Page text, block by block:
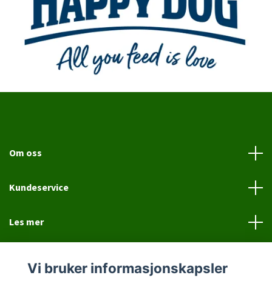
Om oss
Kundeservice
Les mer
Vi bruker informasjonskapsler